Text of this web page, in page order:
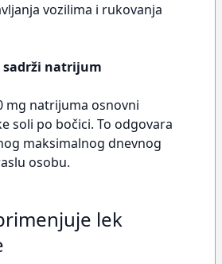
vozilima i rukovanja
sadrži natrijum
mg natrijuma osnovni
soli po bočici. To odgovara
maksimalnog dnevnog
osobu.
lek